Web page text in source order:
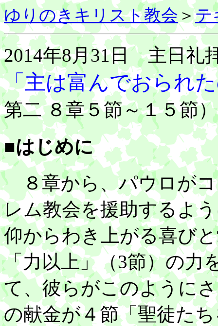
ゆりのきキリスト教会 ＞テ
2014年8月31日 主日礼
「主は富んでおられ
第二 ８章５節～１５節）
■はじめに
８章から、パウロがコ
レム教会を援助するよ
仰からわき上がる喜び
「力以上」（3節）の力
て、彼らがこのように
の献金が４節「聖徒た